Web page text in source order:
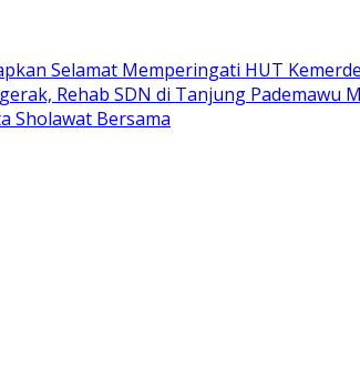
Selamat Memperingati HUT
Rehab SDN di Tanjung Pademawu
Sholawat Bersama